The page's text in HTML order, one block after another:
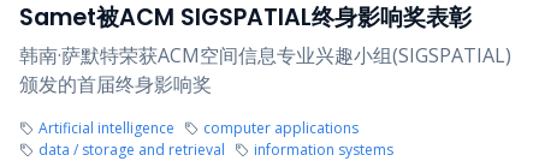
Samet被ACM SIGSPATIAL终身影响奖表彰
韩南·萨默特荣获ACM空间信息专业兴趣小组(SIGSPATIAL)
颁发的首届终身影响奖
Artificial intelligence
computer applications
data / storage and retrieval
information systems